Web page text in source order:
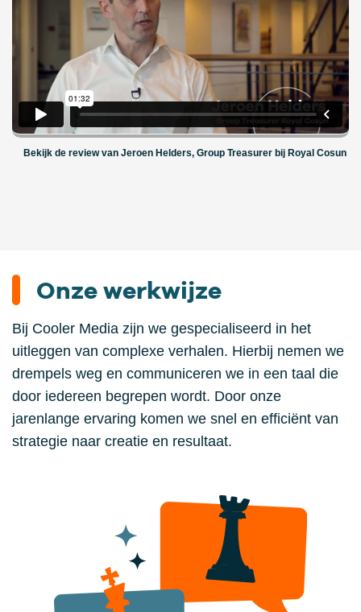
Bekijk de review van Jeroen Helders, Group Treasurer bij Royal Cosun
Onze werkwijze
Bij Cooler Media zijn we gespecialiseerd in het
uitleggen van complexe verhalen. Hierbij nemen we
drempels weg en communiceren we in een taal die
door iedereen begrepen wordt. Door onze
jarenlange ervaring komen we snel en efficiënt van
strategie naar creatie en resultaat.